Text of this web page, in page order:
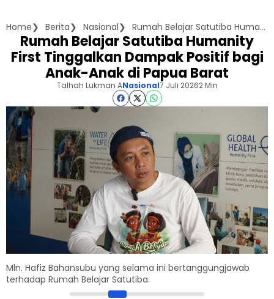
Home Berita Nasional Rumah Belajar Satutiba Humanity First Tinggalkan Dampak Positif bagi Anak-Anak di Papua Barat
Rumah Belajar Satutiba Humanity
First Tinggalkan Dampak Positif bagi
Anak-Anak di Papua Barat
Talhah Lukman ANasional7 Juli 20262 Min
Mln. Hafiz Bahansubu yang selama ini bertanggungjawab
terhadap Rumah Belajar Satutiba.